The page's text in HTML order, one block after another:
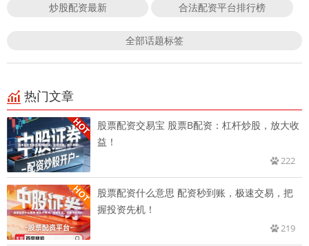
炒股配资最新 合法配资平台排行榜
全部话题标签
热门文章
股票配资交易宝 股票B配资：杠杆炒股，放大收
益！
222
股票配资什么意思 配资秒到账，极速交易，把
握投资先机！
219